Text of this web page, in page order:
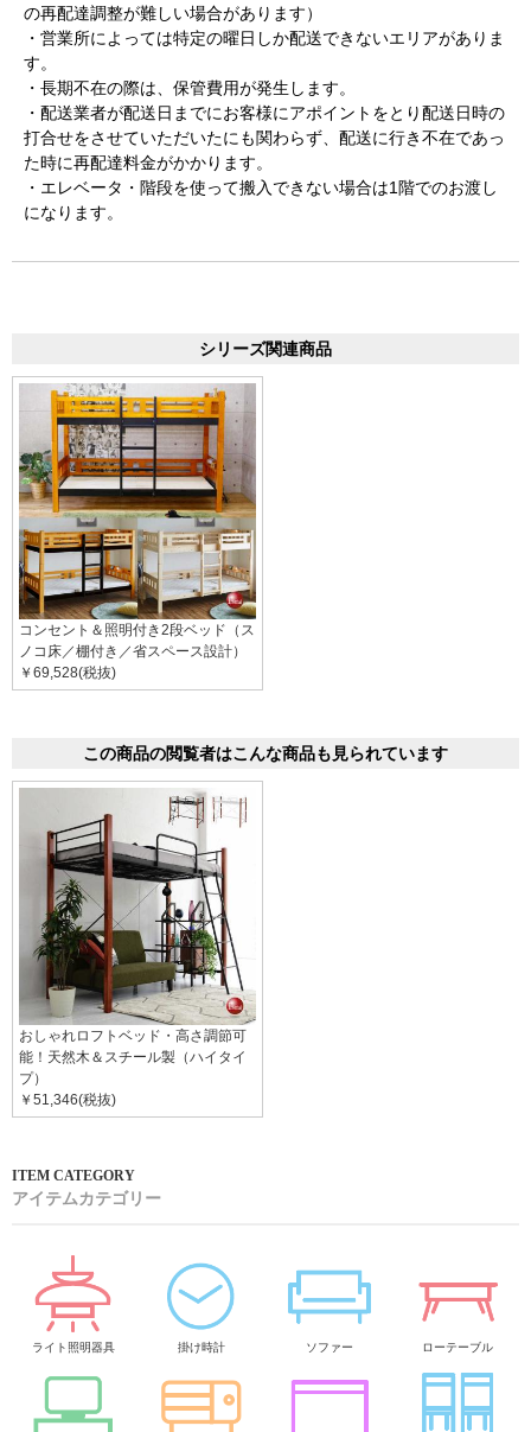
の再配達調整が難しい場合があります）
・営業所によっては特定の曜日しか配送できないエリアがありま
す。
・長期不在の際は、保管費用が発生します。
・配送業者が配送日までにお客様にアポイントをとり配送日時の
打合せをさせていただいたにも関わらず、配送に行き不在であっ
た時に再配達料金がかかります。
・エレベータ・階段を使って搬入できない場合は1階でのお渡し
になります。
シリーズ関連商品
コンセント＆照明付き2段ベッド（ス
ノコ床／棚付き／省スペース設計）
￥69,528(税抜)
この商品の閲覧者はこんな商品も見られています
おしゃれロフトベッド・高さ調節可
能！天然木＆スチール製（ハイタイ
プ）
￥51,346(税抜)
アイテムカテゴリー
ライト照明器具 掛け時計 ソファー ローテーブル